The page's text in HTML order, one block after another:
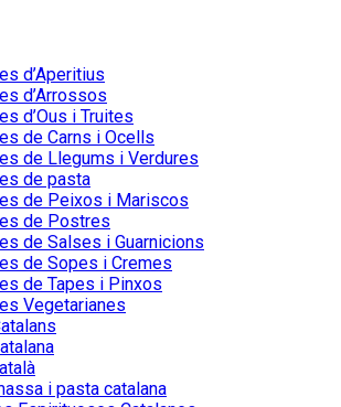
d’Aperitius
d’Arrossos
d’Ous i Truites
de Carns i Ocells
de Llegums i Verdures
de pasta
de Peixos i Mariscos
de Postres
de Salses i Guarnicions
de Sopes i Cremes
de Tapes i Pinxos
Vegetarianes
i pasta catalana